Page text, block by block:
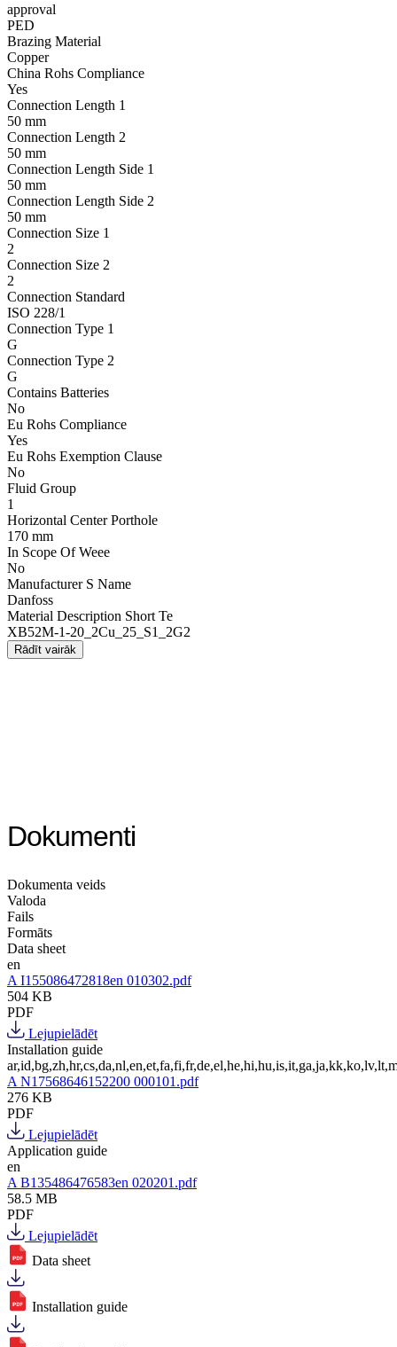
approval
PED
Brazing Material
Copper
China Rohs Compliance
Yes
Connection Length 1
50 mm
Connection Length 2
50 mm
Connection Length Side 1
50 mm
Connection Length Side 2
50 mm
Connection Size 1
2
Connection Size 2
2
Connection Standard
ISO 228/1
Connection Type 1
G
Connection Type 2
G
Contains Batteries
No
Eu Rohs Compliance
Yes
Eu Rohs Exemption Clause
No
Fluid Group
1
Horizontal Center Porthole
170 mm
In Scope Of Weee
No
Manufacturer S Name
Danfoss
Material Description Short Te
XB52M-1-20_2Cu_25_S1_2G2
Rādīt vairāk
Dokumenti
Dokumenta veids
Valoda
Fails
Formāts
Data sheet
en
A I155086472818en 010302.pdf
504 KB
PDF
Lejupielādēt
Installation guide
A N17568646152200 000101.pdf
276 KB
PDF
Lejupielādēt
Application guide
en
A B135486476583en 020201.pdf
58.5 MB
PDF
Lejupielādēt
Data sheet
Installation guide